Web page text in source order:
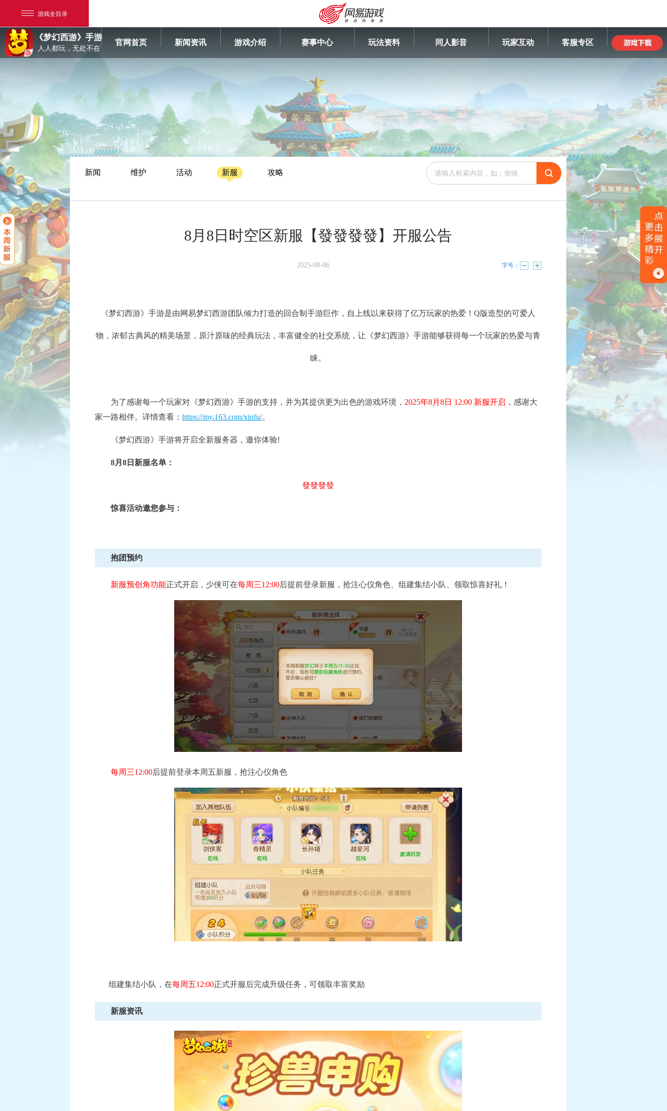
游戏全目录
网易游戏
游戏爱好者
我的足迹： 梦幻西游手游
《梦幻西游》手游
人人都玩，无处不在
官网首页 新闻资讯 游戏介绍 赛事中心 玩法资料 同人影音 玩家互动 客服专区
查看详情
查看详情
《梦幻西游》手游《蔬菜精灵》联动系列活动
《梦幻西游》手游全新月华幻衣“群仙毕至”系
新闻 维护 活动 新服 攻略
8月8日时空区新服【發發發發】开服公告
2025-08-06 字号：
《梦幻西游》手游是由网易梦幻西游团队倾力打造的回合制手游巨作，自上线以来获得了亿万玩家的热爱！Q版造型的可爱人
物，浓郁古典风的精美场景，原汁原味的经典玩法，丰富健全的社交系统，让《梦幻西游》手游能够获得每一个玩家的热爱与青
睐。
为了感谢每一个玩家对《梦幻西游》手游的支持，并为其提供更为出色的游戏环境， 2025年8月8日 12:00 新服开启 ，感谢大
家一路相伴。详情查看： https://my.163.com/xinfu/。
《梦幻西游》手游将开启全新服务器，邀你体验!
8月8日 新服名单：
發發發發
惊喜活动邀您参与：
抱团预约
新服预创角功能正式开启，少侠可在每周三12:00后提前登录新服，抢注心仪角色、组建集结小队、领取惊喜好礼！
每周三12:00后提前登录本周五新服，抢注心仪角色
组建集结小队，在每周五12:00正式开服后完成升级任务，可领取丰富奖励
新服资讯